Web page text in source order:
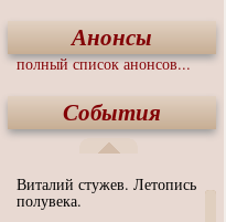
Анонсы
полный список анонсов...
События
Виталий стужев. Летопись
полувека.